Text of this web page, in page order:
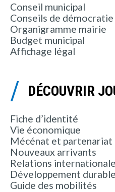
Conseil municipal
Conseils de
Organigramme mairie
Budget municipal
Affichage légal
DÉCOUVRIR
Fiche d’identité
Vie économique
Mécénat et partenariat
Nouveaux arrivants
Relations
Développement durable
Guide des mobilités